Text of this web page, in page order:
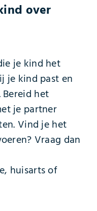
over
je kind het
je kind past en
het
je partner
Vind je het
Vraag dan
huisarts of